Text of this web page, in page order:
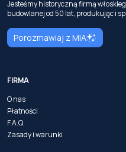
Jesteśmy historyczną firmą
budowlanej od 50 lat, produkując i
Porozmawiaj z MIA
FIRMA
O nas
Płatności
F.A.Q.
Zasady i warunki